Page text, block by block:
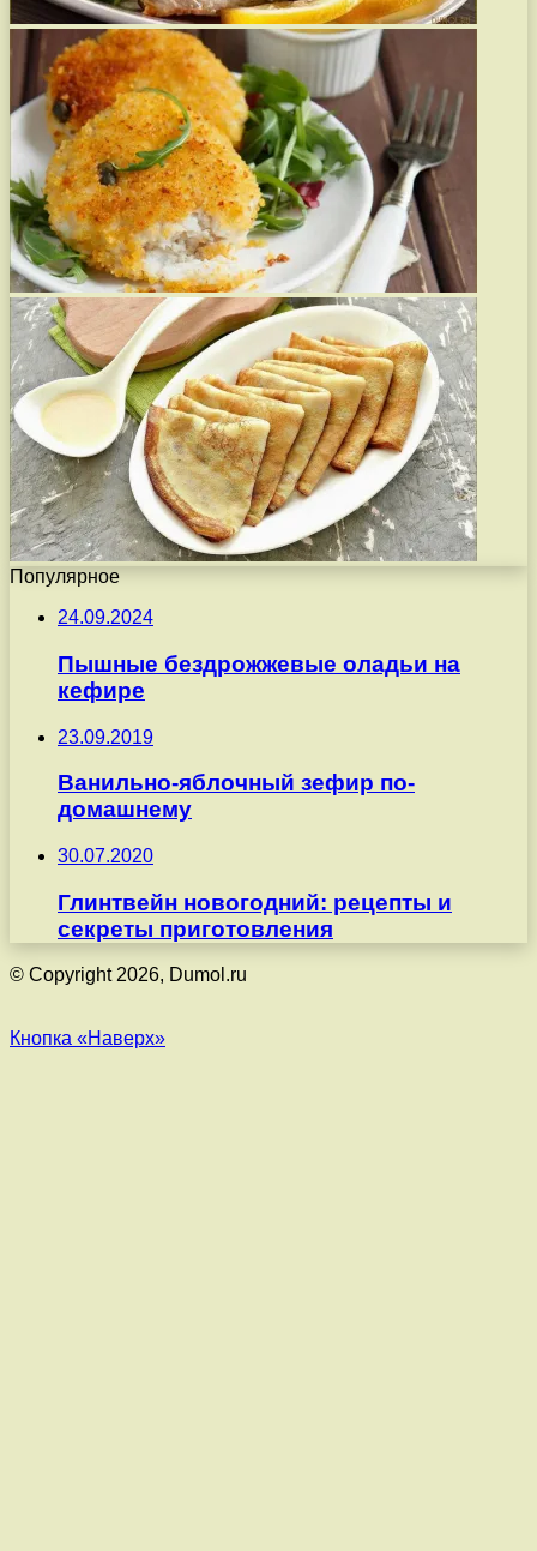
Популярное
24.09.2024
Пышные бездрожжевые оладьи на
кефире
23.09.2019
Ванильно-яблочный зефир по-
домашнему
30.07.2020
Глинтвейн новогодний: рецепты и
секреты приготовления
© Copyright 2026, Dumol.ru
Кнопка «Наверх»